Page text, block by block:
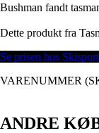
Bushman fandt
Dette produkt fra
Se prisen hos
VARENUMMER
ANDRE